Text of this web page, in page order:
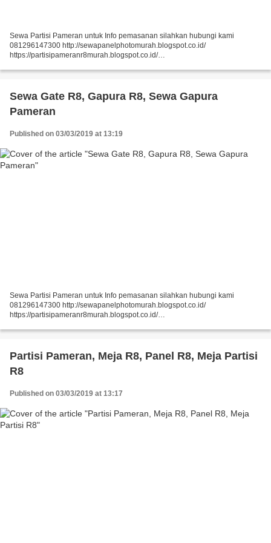
Sewa Partisi Pameran untuk Info pemasanan silahkan hubungi kami
081296147300 http://sewapanelphotomurah.blogspot.co.id/
https://partisipameranr8murah.blogspot.co.id/
https://sewapartisir8murah.blogspot.co.id/...
Sewa Gate R8, Gapura R8, Sewa Gapura
Pameran
Published on 03/03/2019 at 13:19
Sewa Partisi Pameran untuk Info pemasanan silahkan hubungi kami
081296147300 http://sewapanelphotomurah.blogspot.co.id/
https://partisipameranr8murah.blogspot.co.id/
https://sewapartisir8murah.blogspot.co.id/...
Partisi Pameran, Meja R8, Panel R8, Meja Partisi
R8
Published on 03/03/2019 at 13:17